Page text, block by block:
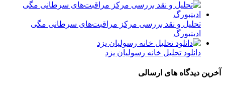
تحلیل و نقد بررسی مرکز مراقبت‌های سرطانی مگی
ادینبورگ
دانلود تحلیل خانه رسولیان یزد
آخرین دیدگاه های ارسالی